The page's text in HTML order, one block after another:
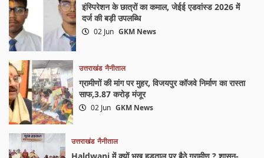
इंस्पिरेशन के छात्रों का कमाल, जेईई एडवांस्ड 2026 में
दर्ज की बड़ी उपलब्धि
02 Jun GKM News
उत्तराखंड नैनीताल
ग्रामीणों की मांग पर मुहर, विजयपुर कॉजवे निर्माण का रास्ता
साफ,3.87 करोड़ मंजूर
02 Jun GKM News
उत्तराखंड नैनीताल
Haldwani में क्यों भूख हड़ताल पर बैठे ग्रामीण ? शासन-